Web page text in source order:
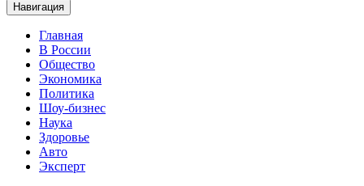
Навигация
Главная
В России
Общество
Экономика
Политика
Шоу-бизнес
Наука
Здоровье
Авто
Эксперт